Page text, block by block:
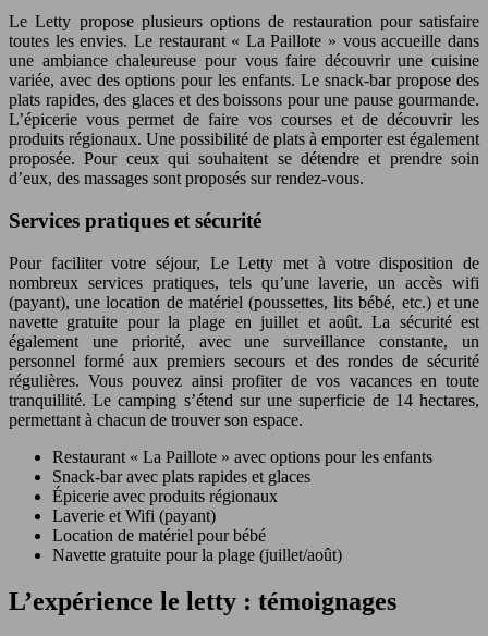
Le Letty propose plusieurs options de restauration pour satisfaire
toutes les envies. Le restaurant « La Paillote » vous accueille dans
une ambiance chaleureuse pour vous faire découvrir une cuisine
variée, avec des options pour les enfants. Le snack-bar propose des
plats rapides, des glaces et des boissons pour une pause gourmande.
L’épicerie vous permet de faire vos courses et de découvrir les
produits régionaux. Une possibilité de plats à emporter est également
proposée. Pour ceux qui souhaitent se détendre et prendre soin
d’eux, des massages sont proposés sur rendez-vous.
Services pratiques et sécurité
Pour faciliter votre séjour, Le Letty met à votre disposition de
nombreux services pratiques, tels qu’une laverie, un accès wifi
(payant), une location de matériel (poussettes, lits bébé, etc.) et une
navette gratuite pour la plage en juillet et août. La sécurité est
également une priorité, avec une surveillance constante, un
personnel formé aux premiers secours et des rondes de sécurité
régulières. Vous pouvez ainsi profiter de vos vacances en toute
tranquillité. Le camping s’étend sur une superficie de 14 hectares,
permettant à chacun de trouver son espace.
Restaurant « La Paillote » avec options pour les enfants
Snack-bar avec plats rapides et glaces
Épicerie avec produits régionaux
Laverie et Wifi (payant)
Location de matériel pour bébé
Navette gratuite pour la plage (juillet/août)
L’expérience le letty : témoignages